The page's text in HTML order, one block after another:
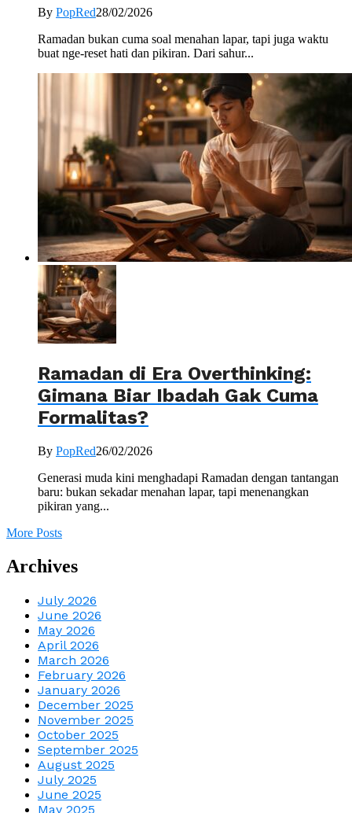
By PopRed28/02/2026
Ramadan bukan cuma soal menahan lapar, tapi juga waktu
buat nge-reset hati dan pikiran. Dari sahur...
Ramadan di Era Overthinking:
Gimana Biar Ibadah Gak Cuma
Formalitas?
By PopRed26/02/2026
Generasi muda kini menghadapi Ramadan dengan tantangan
baru: bukan sekadar menahan lapar, tapi menenangkan
pikiran yang...
More Posts
Archives
July 2026
June 2026
May 2026
April 2026
March 2026
February 2026
January 2026
December 2025
November 2025
October 2025
September 2025
August 2025
July 2025
June 2025
May 2025